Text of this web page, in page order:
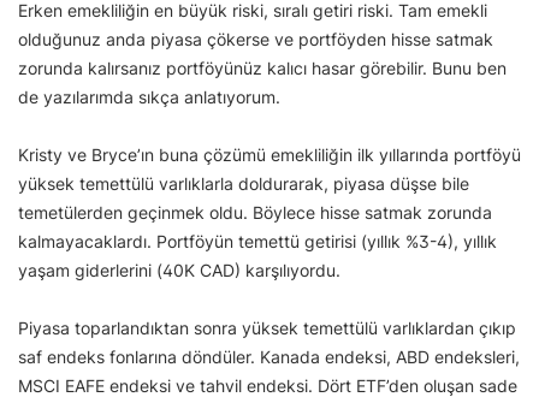
Erken emekliliğin en büyük riski, sıralı getiri riski. Tam emekli
olduğunuz anda piyasa çökerse ve portföyden hisse satmak
zorunda kalırsanız portföyünüz kalıcı hasar görebilir. Bunu ben
de yazılarımda sıkça anlatıyorum.
Kristy ve Bryce’ın buna çözümü emekliliğin ilk yıllarında portföyü
yüksek temettülü varlıklarla doldurarak, piyasa düşse bile
temetülerden geçinmek oldu. Böylece hisse satmak zorunda
kalmayacaklardı. Portföyün temettü getirisi (yıllık %3-4), yıllık
yaşam giderlerini (40K CAD) karşılıyordu.
Piyasa toparlandıktan sonra yüksek temettülü varlıklardan çıkıp
saf endeks fonlarına döndüler. Kanada endeksi, ABD endeksleri,
MSCI EAFE endeksi ve tahvil endeksi. Dört ETF’den oluşan sade